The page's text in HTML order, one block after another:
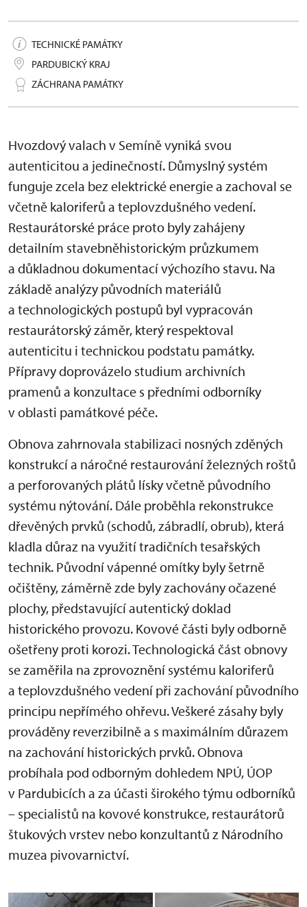
TECHNICKÉ PAMÁTKY
PARDUBICKÝ KRAJ
ZÁCHRANA PAMÁTKY
Hvozdový valach v Semíně vyniká svou
autenticitou a jedinečností. Důmyslný systém
funguje zcela bez elektrické energie a zachoval se
včetně kaloriferů a teplovzdušného vedení.
Restaurátorské práce proto byly zahájeny
detailním stavebněhistorickým průzkumem
a důkladnou dokumentací výchozího stavu. Na
základě analýzy původních materiálů
a technologických postupů byl vypracován
restaurátorský záměr, který respektoval
autenticitu i technickou podstatu památky.
Přípravy doprovázelo studium archivních
pramenů a konzultace s předními odborníky
v oblasti památkové péče.
Obnova zahrnovala stabilizaci nosných zděných
konstrukcí a náročné restaurování železných roštů
a perforovaných plátů lísky včetně původního
systému nýtování. Dále proběhla rekonstrukce
dřevěných prvků (schodů, zábradlí, obrub), která
kladla důraz na využití tradičních tesařských
technik. Původní vápenné omítky byly šetrně
očištěny, záměrně zde byly zachovány očazené
plochy, představující autentický doklad
historického provozu. Kovové části byly odborně
ošetřeny proti korozi. Technologická část obnovy
se zaměřila na zprovoznění systému kaloriferů
a teplovzdušného vedení při zachování původního
principu nepřímého ohřevu. Veškeré zásahy byly
prováděny reverzibilně a s maximálním důrazem
na zachování historických prvků. Obnova
probíhala pod odborným dohledem NPÚ, ÚOP
v Pardubicích a za účasti širokého týmu odborníků
– specialistů na kovové konstrukce, restaurátorů
štukových vrstev nebo konzultantů z Národního
muzea pivovarnictví.